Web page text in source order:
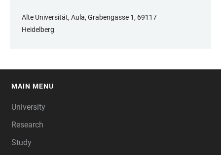
Alte Universität, Aula, Grabengasse 1, 69117
Heidelberg
MAIN MENU
University
Research
Study